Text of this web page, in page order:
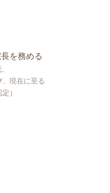
を務める
現在に至る
）